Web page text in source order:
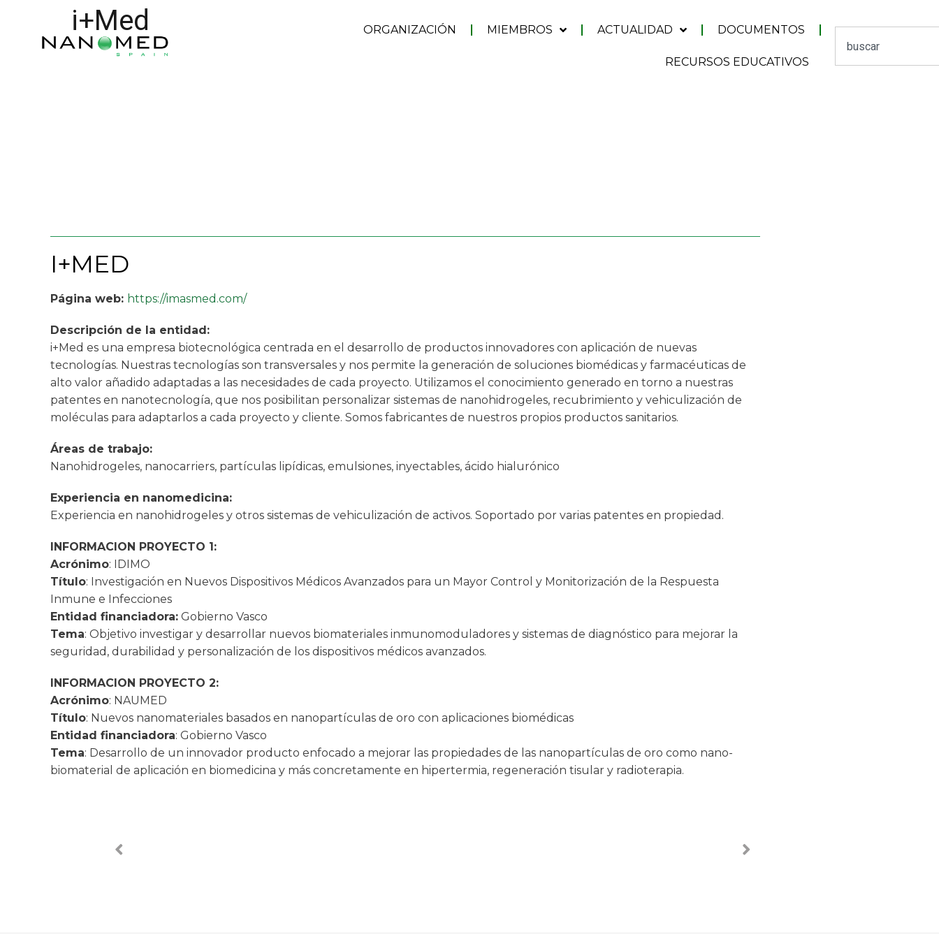
ORGANIZACIÓN MIEMBROS ACTUALIDAD DOCUMENTOS
RECURSOS EDUCATIVOS
i+Med
I+MED
Página web: https://imasmed.com/
Descripción de la entidad:
i+Med es una empresa biotecnológica centrada en el desarrollo de productos innovadores con aplicación de nuevas
tecnologías. Nuestras tecnologías son transversales y nos permite la generación de soluciones biomédicas y farmacéuticas de
alto valor añadido adaptadas a las necesidades de cada proyecto. Utilizamos el conocimiento generado en torno a nuestras
patentes en nanotecnología, que nos posibilitan personalizar sistemas de nanohidrogeles, recubrimiento y vehiculización de
moléculas para adaptarlos a cada proyecto y cliente. Somos fabricantes de nuestros propios productos sanitarios.
Áreas de trabajo:
Nanohidrogeles, nanocarriers, partículas lipídicas, emulsiones, inyectables, ácido hialurónico
Experiencia en nanomedicina:
Experiencia en nanohidrogeles y otros sistemas de vehiculización de activos. Soportado por varias patentes en propiedad.
INFORMACION PROYECTO 1:
Acrónimo: IDIMO
Título: Investigación en Nuevos Dispositivos Médicos Avanzados para un Mayor Control y Monitorización de la Respuesta
Inmune e Infecciones
Entidad financiadora: Gobierno Vasco
Tema: Objetivo investigar y desarrollar nuevos biomateriales inmunomoduladores y sistemas de diagnóstico para mejorar la
seguridad, durabilidad y personalización de los dispositivos médicos avanzados.
INFORMACION PROYECTO 2:
Acrónimo: NAUMED
Título: Nuevos nanomateriales basados en nanopartículas de oro con aplicaciones biomédicas
Entidad financiadora: Gobierno Vasco
Tema: Desarrollo de un innovador producto enfocado a mejorar las propiedades de las nanopartículas de oro como nano-
biomaterial de aplicación en biomedicina y más concretamente en hipertermia, regeneración tisular y radioterapia.